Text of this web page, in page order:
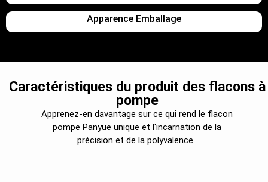
Apparence Emballage
Caractéristiques du produit des flacons à
pompe
Apprenez-en davantage sur ce qui rend le flacon
pompe Panyue unique et l'incarnation de la
précision et de la polyvalence..